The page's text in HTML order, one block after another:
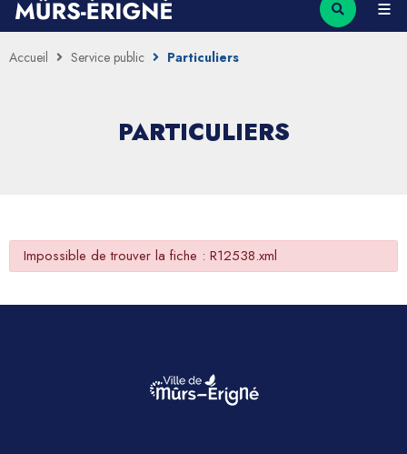
Accueil Service public Particuliers
PARTICULIERS
Impossible de trouver la fiche : R12538.xml